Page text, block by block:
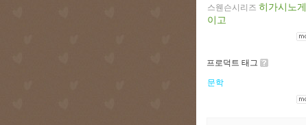
스웬슨시리즈 히가시노게
이고
프로덕트 태그
문학